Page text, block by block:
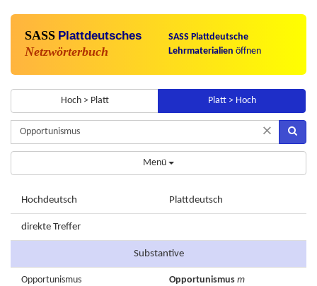
SASS Plattdeutsches
Netzwörterbuch
SASS Plattdeutsche
Lehrmaterialien öffnen
Hoch > Platt Platt > Hoch
×
Menü
Hochdeutsch Plattdeutsch
direkte Treffer
Substantive
Opportunismus Opportunismus m